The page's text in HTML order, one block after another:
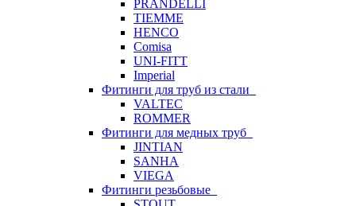
PRANDELLI
TIEMME
HENCO
Comisa
UNI-FITT
Imperial
Фитинги для труб из стали
VALTEC
ROMMER
Фитинги для медных труб
JINTIAN
SANHA
VIEGA
Фитинги резьбовые